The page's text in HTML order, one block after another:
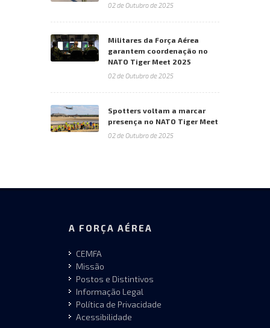
02 de Outubro de 2025
Militares da Força Aérea
garantem coordenação no
NATO Tiger Meet 2025
02 de Outubro de 2025
Spotters voltam a marcar
presença no NATO Tiger Meet
02 de Outubro de 2025
A FORÇA AÉREA
CEMFA
Missão
Postos e Distintivos
Informação Legal
Política de Privacidade
Acessibilidade